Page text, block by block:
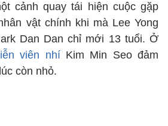
cảnh quay tái hiện cuộc gặp
vật chính khi mà Lee Yong
Dan Dan chỉ mới 13 tuổi. Ở
viên nhí Kim Min Seo đảm
còn nhỏ.